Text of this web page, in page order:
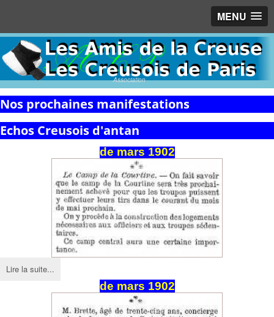
MENU
Association
Nos prochaines manifestations
Echos Creusois d'antan
de mars 1902
Lire la suite...
de mars 1902